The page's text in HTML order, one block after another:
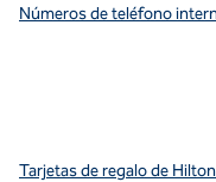
Números de teléfono
Tarjetas de regalo de